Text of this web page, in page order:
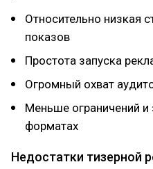
Относительно низкая
показов
Простота запуска
Огромный охват
Меньше ограничений и
форматах
Недостатки тизерной